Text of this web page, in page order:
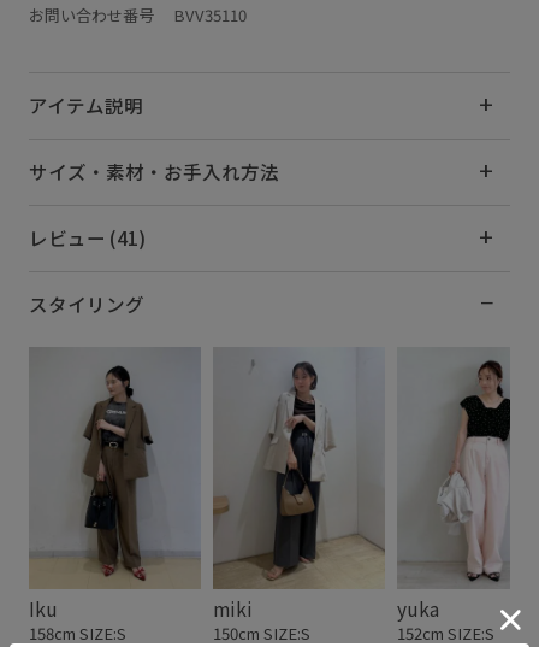
お問い合わせ番号 BVV35110
アイテム説明
サイズ・素材・お手入れ方法
レビュー (41)
スタイリング
Iku
158cm SIZE:S
miki
150cm SIZE:S
yuka
152cm SIZE:S